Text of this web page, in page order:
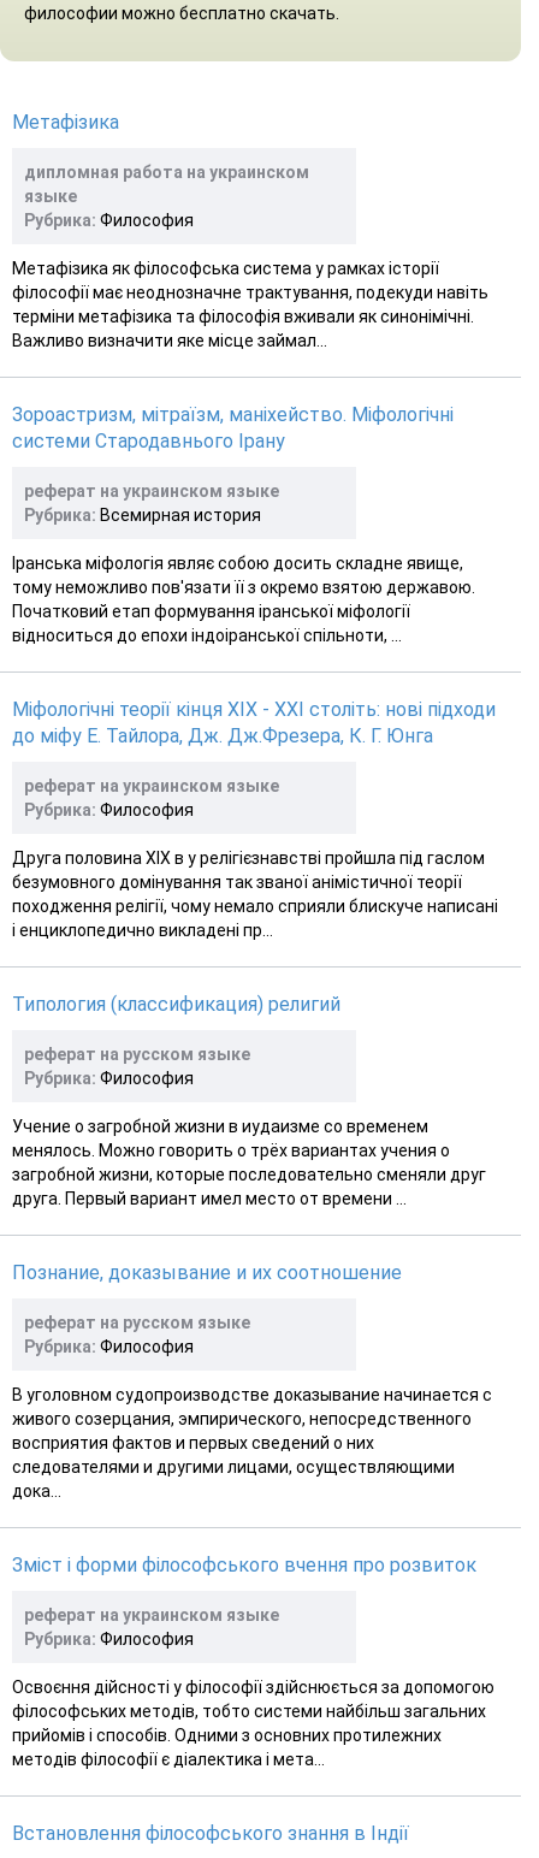
философии можно бесплатно скачать.
Метафізика
дипломная работа на украинском
языке
Рубрика: Философия
Метафізика як філософська система у рамках історії
філософії має неоднозначне трактування, подекуди навіть
терміни метафізика та філософія вживали як синонімічні.
Важливо визначити яке місце займал...
Зороастризм, мітраїзм, маніхейство. Міфологічні
системи Стародавнього Ірану
реферат на украинском языке
Рубрика: Всемирная история
Іранська міфологія являє собою досить складне явище,
тому неможливо пов'язати її з окремо взятою державою.
Початковий етап формування іранської міфології
відноситься до епохи індоіранської спільноти, ...
Міфологічні теорії кінця ХІХ - XXI століть: нові підходи
до міфу Е. Тайлора, Дж. Дж.Фрезера, К. Г. Юнга
реферат на украинском языке
Рубрика: Философия
Друга половина XIX в у релігієзнавстві пройшла під гаслом
безумовного домінування так званої анімістичної теорії
походження релігії, чому немало сприяли блискуче написані
і енциклопедично викладені пр...
Типология (классификация) религий
реферат на русском языке
Рубрика: Философия
Учение о загробной жизни в иудаизме со временем
менялось. Можно говорить о трёх вариантах учения о
загробной жизни, которые последовательно сменяли друг
друга. Первый вариант имел место от времени ...
Познание, доказывание и их соотношение
реферат на русском языке
Рубрика: Философия
В уголовном судопроизводстве доказывание начинается с
живого созерцания, эмпирического, непосредственного
восприятия фактов и первых сведений о них
следователями и другими лицами, осуществляющими
дока...
Зміст і форми філософського вчення про розвиток
реферат на украинском языке
Рубрика: Философия
Освоєння дійсності у філософії здійснюється за допомогою
філософських методів, тобто системи найбільш загальних
прийомів і способів. Одними з основних протилежних
методів філософії є діалектика і мета...
Встановлення філософського знання в Індії